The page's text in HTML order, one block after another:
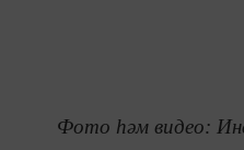
Фото һәм видео: